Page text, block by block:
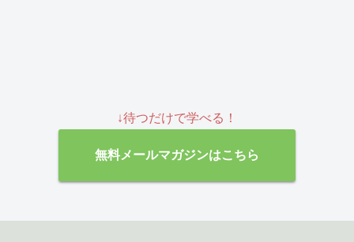
↓待つだけで学べる！
無料メールマガジンはこちら